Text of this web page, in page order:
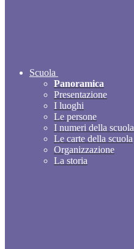
Scuola
Panoramica
Presentazione
I luoghi
Le persone
I numeri della scuola
Le carte della scuola
Organizzazione
La storia